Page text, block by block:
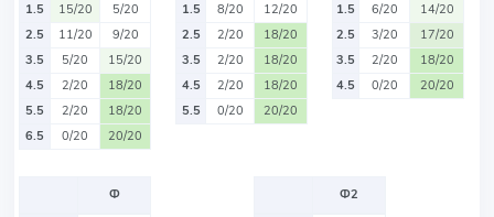
1.5
15/20
5/20
2.5
11/20
9/20
3.5
5/20
15/20
4.5
2/20
18/20
5.5
2/20
18/20
6.5
0/20 20/20
1.5
8/20
12/20
2.5
2/20
18/20
3.5
2/20
18/20
4.5
2/20
18/20
5.5
0/20 20/20
1.5
6/20
14/20
2.5
3/20
17/20
3.5
2/20
18/20
4.5
0/20 20/20
Ф
Ф2